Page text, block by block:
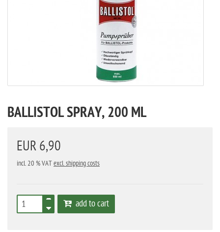
BALLISTOL SPRAY, 200 ML
EUR 6,90
incl. 20 % VATexcl. shipping costs
add to cart